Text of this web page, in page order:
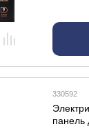
330592
панель